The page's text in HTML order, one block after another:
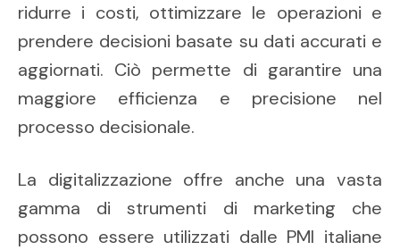
ridurre i costi, ottimizzare le operazioni e
prendere decisioni basate su dati accurati e
aggiornati. Ciò permette di garantire una
maggiore efficienza e precisione nel
processo decisionale.
La digitalizzazione offre anche una vasta
gamma di strumenti di marketing che
possono essere utilizzati dalle PMI italiane